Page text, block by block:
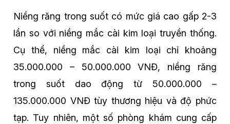
Niềng răng trong suốt có mức giá cao gấp 2-3
lần so với niềng mắc cài kim loại truyền thống.
Cụ thể, niềng mắc cài kim loại chỉ khoảng
35.000.000 – 50.000.000 VNĐ, niềng răng
trong suốt dao động từ 50.000.000 –
135.000.000 VNĐ tùy thương hiệu và độ phức
tạp. Tuy nhiên, một số phòng khám cung cấp